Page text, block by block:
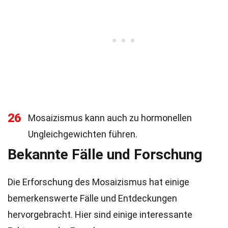
26
Mosaizismus kann auch zu hormonellen
Ungleichgewichten führen.
Bekannte Fälle und Forschung
Die Erforschung des Mosaizismus hat einige
bemerkenswerte Fälle und Entdeckungen
hervorgebracht. Hier sind einige interessante